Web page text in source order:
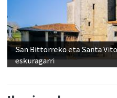
San Bittorreko eta Santa
eskuragarri